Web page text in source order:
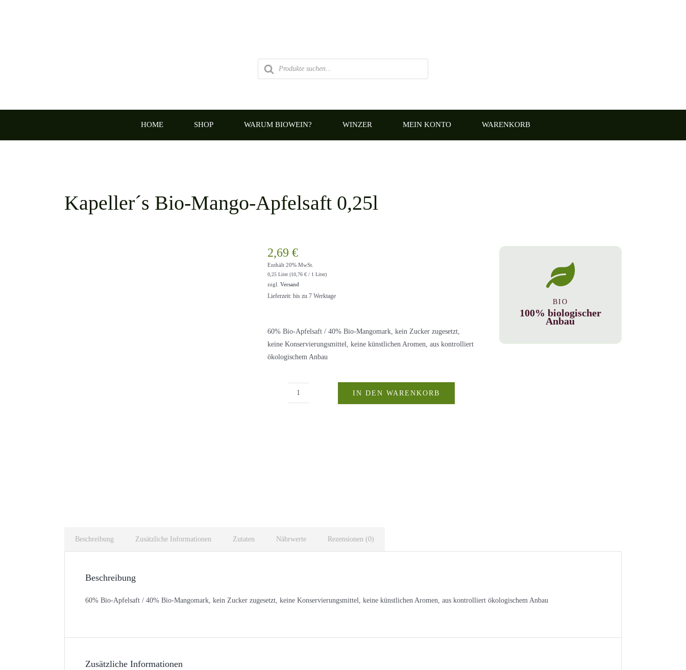
Products
search
HOME SHOP WARUM BIOWEIN? WINZER MEIN KONTO WARENKORB
Kapeller´s Bio-Mango-Apfelsaft 0,25l
2,69 €
Enthält 20% MwSt.
0,25 Liter (10,76 €/ 1 Liter)
zzgl. Versand
Lieferzeit: bis zu 7 Werktage
60% Bio-Apfelsaft / 40% Bio-Mangomark, kein Zucker zugesetzt,
keine Konservierungsmittel, keine künstlichen Aromen, aus kontrolliert
ökologischem Anbau
IN DEN WARENKORB
BIO
100% biologischer
Anbau
Beschreibung Zusätzliche Informationen Zutaten Nährwerte Rezensionen (0)
Beschreibung
60% Bio-Apfelsaft / 40% Bio-Mangomark, kein Zucker zugesetzt, keine Konservierungsmittel, keine künstlichen Aromen, aus kontrolliert ökologischem Anbau
Zusätzliche Informationen